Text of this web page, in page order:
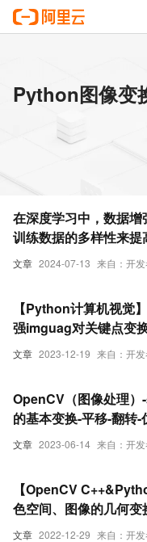
Python图像变
文章 2024-07-13 来自：开
在深度学习中，数据
训练数据的多样性来提
`albumentations`是一
文章 2023-12-19 来自：开
【Python计算机视觉
强imguag对关键点变
源码 超详细必看）
文章 2023-06-14 来自：开
OpenCV（图像处理
的基本变换-平移-翻转
文章 2022-12-29 来自：开
【OpenCV
色空间、图像的几何变